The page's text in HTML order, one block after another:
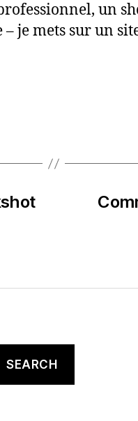
un
– je mets sur un